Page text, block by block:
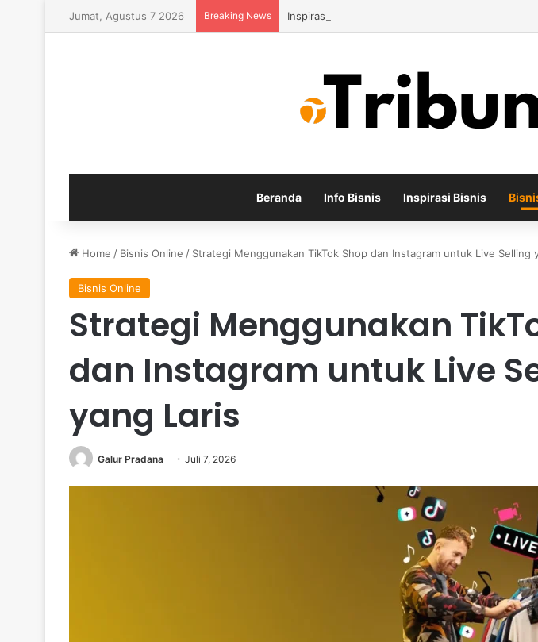
Jumat, Agustus 7 2026 Breaking News Inspirasi Usaha Percetakan Digital yang Mampu
Beranda Info Bisnis Inspirasi Bisnis
Home / Bisnis Online / Strategi Menggunakan TikTok Shop dan Instagram untuk Live Selling
Bisnis Online
Strategi Menggunakan
dan Instagram untuk Live
yang Laris
Galur Pradana Juli 7, 2026